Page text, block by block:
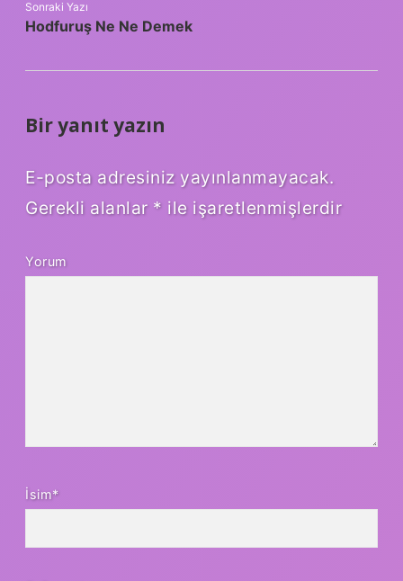
Sonraki Yazı
Hodfuruş Ne Ne Demek
Bir yanıt yazın
E-posta adresiniz yayınlanmayacak.
Gerekli alanlar * ile işaretlenmişlerdir
Yorum
İsim*